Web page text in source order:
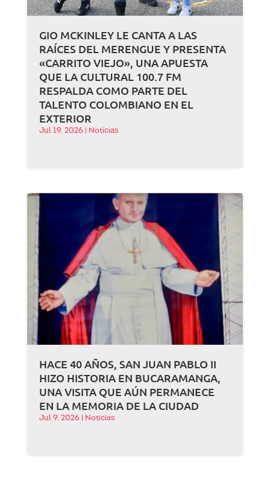
GIO MCKINLEY LE CANTA A LAS
RAÍCES DEL MERENGUE Y PRESENTA
«CARRITO VIEJO», UNA APUESTA
QUE LA CULTURAL 100.7 FM
RESPALDA COMO PARTE DEL
TALENTO COLOMBIANO EN EL
EXTERIOR
Jul 19, 2026 Noticias
HACE 40 AÑOS, SAN JUAN PABLO II
HIZO HISTORIA EN BUCARAMANGA,
UNA VISITA QUE AÚN PERMANECE
EN LA MEMORIA DE LA CIUDAD
Jul 9, 2026 Noticias